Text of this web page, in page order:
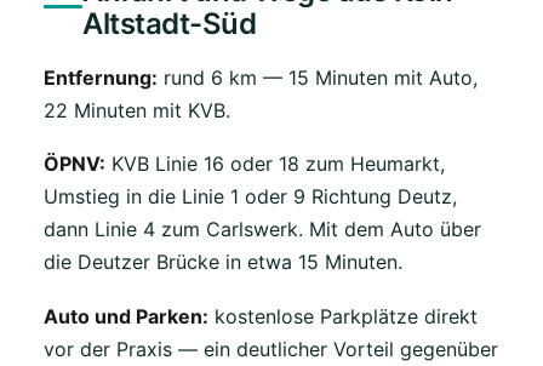
Altstadt-Süd
Entfernung: rund 6 km — 15 Minuten mit Auto,
22 Minuten mit KVB.
ÖPNV: KVB Linie 16 oder 18 zum Heumarkt,
Umstieg in die Linie 1 oder 9 Richtung Deutz,
dann Linie 4 zum Carlswerk. Mit dem Auto über
die Deutzer Brücke in etwa 15 Minuten.
Auto und Parken: kostenlose Parkplätze direkt
vor der Praxis — ein deutlicher Vorteil gegenüber